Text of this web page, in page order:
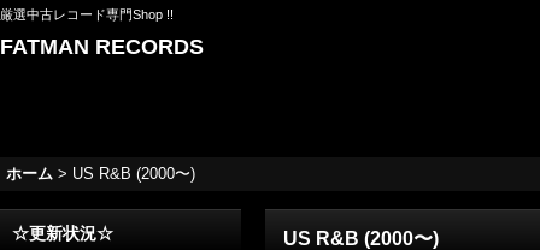
厳選中古レコード専門Shop !!
FATMAN RECORDS
ホーム > US R&B (2000〜)
☆更新状況☆ US R&B (2000〜)